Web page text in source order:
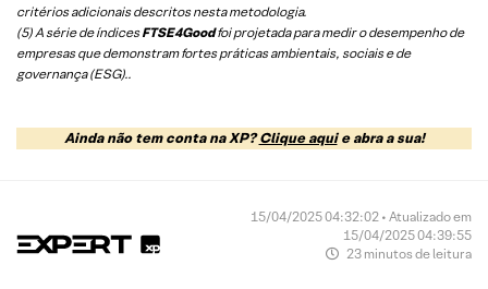
critérios adicionais descritos nesta metodologia.
(5) A série de índicesFTSE4Goodfoi projetada para medir o desempenho de
empresas que demonstram fortes práticas ambientais, sociais e de
governança (ESG)..
Ainda não tem conta na XP?Clique aquie abra a sua!
15/04/2025 04:32:02 • Atualizado em
15/04/2025 04:39:55
23 minutos de leitura